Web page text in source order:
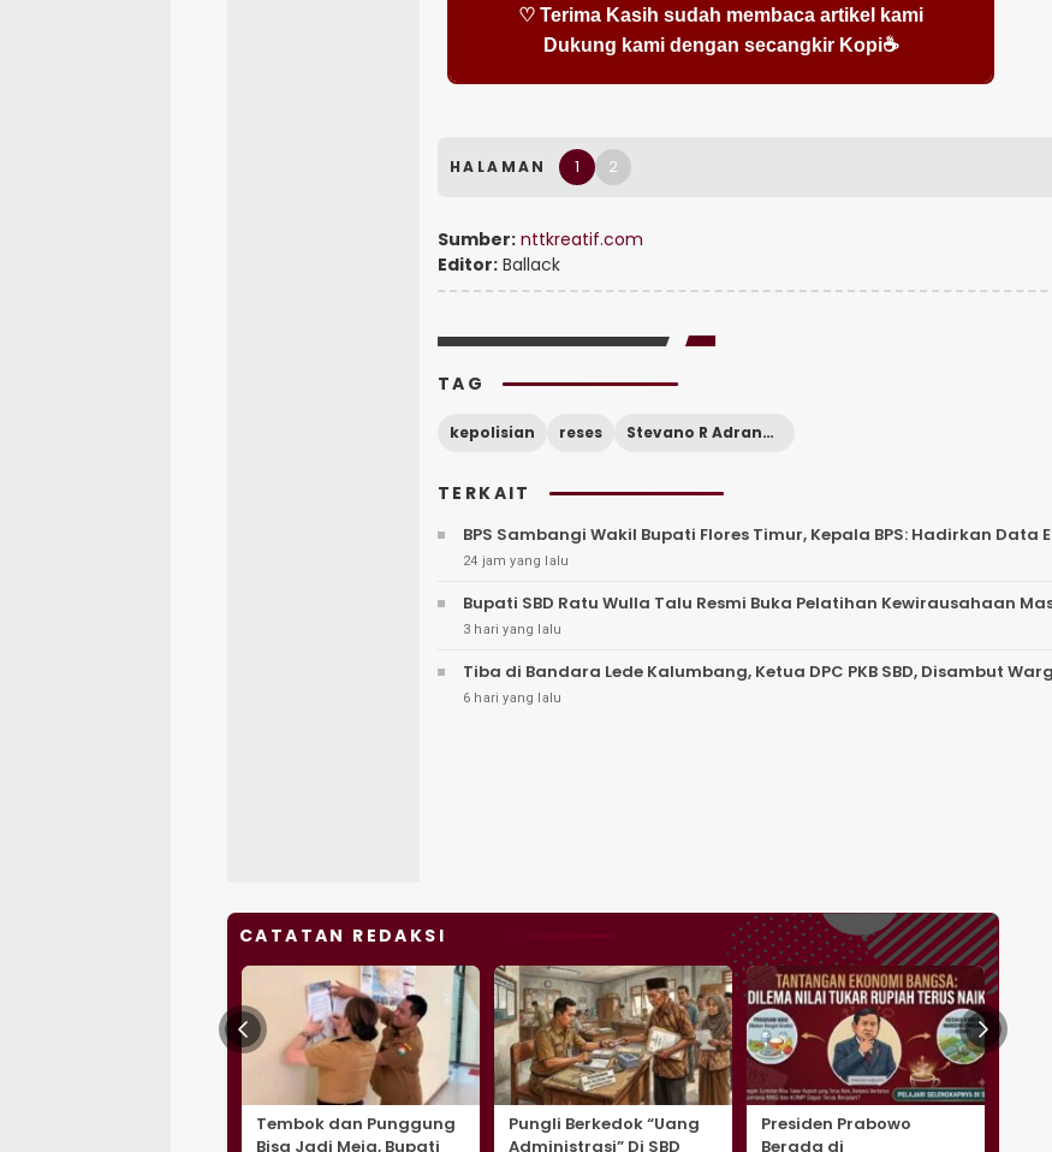
♡ Terima Kasih sudah membaca artikel kami
Dukung kami dengan secangkir Kopi☕
HALAMAN 1 2
Sumber: nttkreatif.com
Editor: Ballack
TAG
kepolisian reses Stevano R Adranacus
TERKAIT
BPS Sambangi Wakil Bupati Flores Timur, Kepala BPS: Hadirkan Data
24 jam yang lalu
Bupati SBD Ratu Wulla Talu Resmi Buka Pelatihan Kewirausahaan
3 hari yang lalu
Tiba di Bandara Lede Kalumbang, Ketua DPC PKB SBD, Disambut
6 hari yang lalu
CATATAN REDAKSI
Tembok dan Punggung
Bisa Jadi Meja, Bupati
Pungli Berkedok “Uang
Administrasi” Di SBD
Presiden Prabowo
Berada di